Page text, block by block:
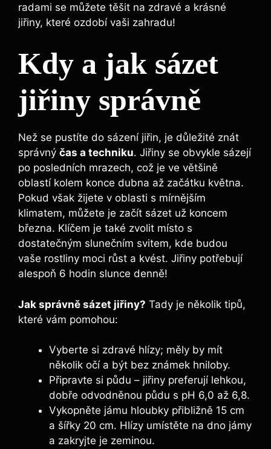
radami se můžete těšit na zdravé a krásné
jiřiny, které ozdobí vaši zahradu!
Kdy a jak sázet
jiřiny správně
Než se pustíte do sázení jiřin, je důležité znát
správný čas a techniku. Jiřiny se obvykle sázejí
po posledních mrazech, což je ve většině
oblastí kolem konce dubna až začátku května.
Pokud však žijete v oblasti s mírnějším
klimatem, můžete je začít sázet už koncem
března. Klíčem je také zvolit místo s
dostatečným slunečním svitem, kde budou
vaše rostliny moci růst a kvést. Jiřiny potřebují
alespoň 6 hodin slunce denně!
Jak správně sázet jiřiny? Tady je několik tipů,
které vám pomohou:
Vyberte si zdravé hlízy; měly by mít
několik očí a být bez známek hniloby.
Připravte si půdu – jiřiny preferují lehkou,
dobře odvodněnou půdu s pH 6,0 až 6,8.
Vykopněte jámu hloubky přibližně 15 cm
a šířky 20 cm. Hlízy umístěte na dno jámy
a zakryjte je zeminou.